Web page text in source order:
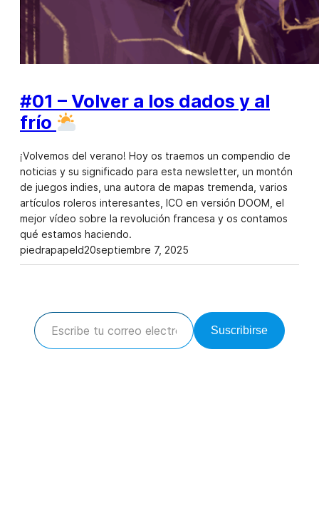
#01 – Volver a los dados y al
frío
¡Volvemos del verano! Hoy os traemos un compendio de
noticias y su significado para esta newsletter, un montón
de juegos indies, una autora de mapas tremenda, varios
artículos roleros interesantes, ICO en versión DOOM, el
mejor vídeo sobre la revolución francesa y os contamos
qué estamos haciendo.
piedrapapeld20septiembre 7, 2025
Escribe tu correo electrónico…
Suscribirse